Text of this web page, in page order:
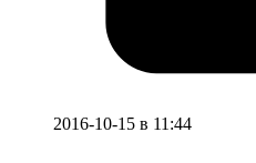
2016-10-15 в 11:44